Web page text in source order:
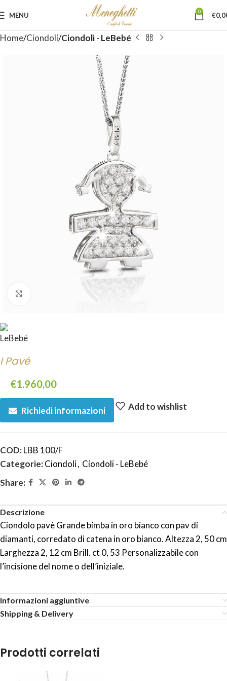
MENU 0 €
Home Ciondoli Ciondoli - LeBebé
I Pavé
€1.960,00
Richiedi informazioni Add to wishlist
COD:LBB 100/F
Categorie:Ciondoli, Ciondoli - LeBebé
Share:
Descrizione
Ciondolo pavè Grande bimba in oro bianco con pav di
diamanti, corredato di catena in oro bianco. Altezza 2, 50 cm
Larghezza 2, 12 cm Brill. ct 0, 53 Personalizzabile con
l’incisione del nome o dell’iniziale.
Informazioni aggiuntive
Shipping & Delivery
Prodotti correlati